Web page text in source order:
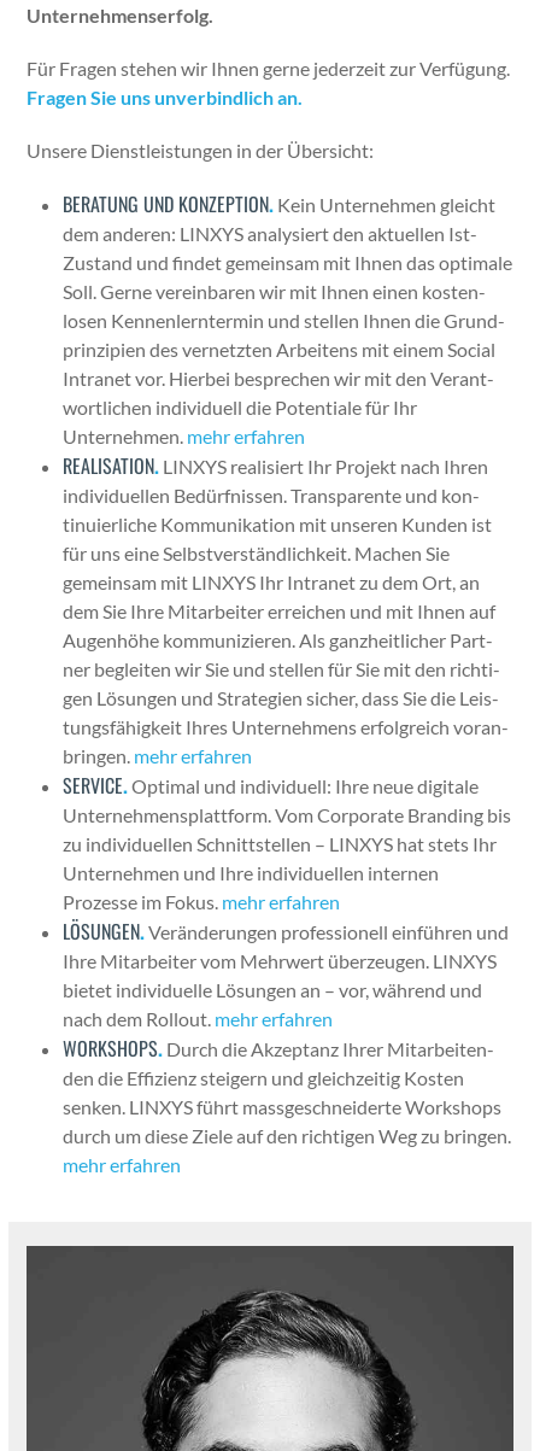
Unternehmenser­folg.
Für Fra­gen ste­hen wir Ihnen gerne jed­erzeit zur Ver­fü­gung.
Fra­gen Sie uns unverbindlich an.
Unsere Dien­stleis­tun­gen in der Über­sicht:
BERATUNG UND KONZEPTION. Kein Unternehmen gle­icht
dem anderen: LINXYS analysiert den aktuellen Ist-
Zus­tand und find­et gemein­sam mit Ihnen das opti­male
Soll. Gerne vere­in­baren wir mit Ihnen einen kosten­
losen Ken­nen­lern­ter­min und stellen Ihnen die Grund­
prinzip­i­en des ver­net­zten Arbeit­ens mit einem Social
Intranet vor. Hier­bei besprechen wir mit den Ver­ant­
wortlichen indi­vidu­ell die Poten­tiale für Ihr
Unternehmen. mehr erfahren
REALISATION. LINXYS real­isiert Ihr Pro­jekt nach Ihren
indi­vidu­ellen Bedürfnis­sen. Trans­par­ente und kon­
tinuier­liche Kom­mu­nika­tion mit unseren Kun­den ist
für uns eine Selb­stver­ständlichkeit. Machen Sie
gemein­sam mit LINXYS Ihr Intranet zu dem Ort, an
dem Sie Ihre Mitar­beit­er erre­ichen und mit Ihnen auf
Augen­höhe kom­mu­nizieren. Als ganzheitlich­er Part­
ner begleit­en wir Sie und stellen für Sie mit den richti­
gen Lösun­gen und Strate­gien sich­er, dass Sie die Leis­
tungs­fähigkeit Ihres Unternehmens erfol­gre­ich voran­
brin­gen. mehr erfahren
SERVICE.Opti­mal und indi­vidu­ell: Ihre neue dig­i­tale
Unternehmen­splat­tform. Vom Cor­po­rate Brand­ing bis
zu indi­vidu­ellen Schnittstellen – LINXYS hat stets Ihr
Unternehmen und Ihre indi­vidu­ellen inter­nen
Prozesse im Fokus. mehr erfahren
LÖSUNGEN.Verän­derun­gen pro­fes­sionell ein­führen und
Ihre Mitar­beit­er vom Mehrw­ert überzeu­gen. LINXYS
bietet indi­vidu­elle Lösun­gen an – vor, während und
nach dem Roll­out. mehr erfahren
WORKSHOPS. Durch die Akzep­tanz Ihrer Mitar­bei­t­en­
den die Effizienz steigern und gle­ichzeit­ig Kosten
senken. LINXYS führt mass­geschnei­derte Work­shops
durch um diese Ziele auf den richti­gen Weg zu brin­gen.
mehr erfahren